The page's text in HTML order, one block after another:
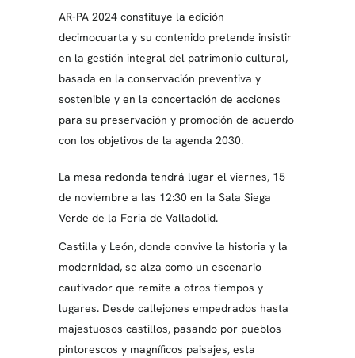
AR-PA 2024 constituye la edición
decimocuarta y su contenido pretende insistir
en la gestión integral del patrimonio cultural,
basada en la conservación preventiva y
sostenible y en la concertación de acciones
para su preservación y promoción de acuerdo
con los objetivos de la agenda 2030.
La mesa redonda tendrá lugar el viernes, 15
de noviembre a las 12:30 en la Sala Siega
Verde de la Feria de Valladolid.
Castilla y León, donde convive la historia y la
modernidad, se alza como un escenario
cautivador que remite a otros tiempos y
lugares. Desde callejones empedrados hasta
majestuosos castillos, pasando por pueblos
pintorescos y magníficos paisajes, esta